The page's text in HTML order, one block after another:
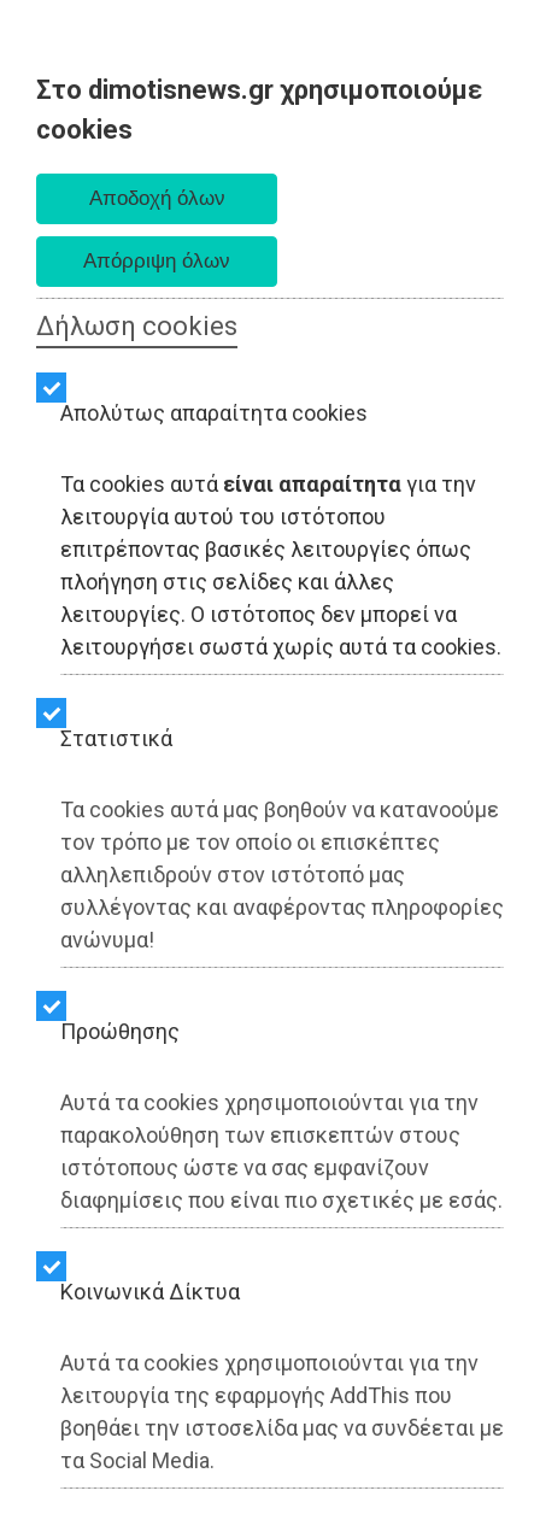
Στο dimotisnews.gr χρησιμοποιούμε
cookies
Δήλωση cookies
Απολύτως απαραίτητα cookies
Τα cookies αυτά είναι απαραίτηταγια την
λειτουργία αυτού του ιστότοπου
επιτρέποντας βασικές λειτουργίες όπως
πλοήγηση στις σελίδες και άλλες
λειτουργίες. Ο ιστότοπος δεν μπορεί να
λειτουργήσει σωστά χωρίς αυτά τα cookies.
Στατιστικά
Τα cookies αυτά μας βοηθούν να κατανοούμε
τον τρόπο με τον οποίο οι επισκέπτες
αλληλεπιδρούν στον ιστότοπό μας
συλλέγοντας και αναφέροντας πληροφορίες
ανώνυμα!
Προώθησης
Αυτά τα cookies χρησιμοποιούνται για την
παρακολούθηση των επισκεπτών στους
ιστότοπους ώστε να σας εμφανίζουν
διαφημίσεις που είναι πιο σχετικές με εσάς.
Kοινωνικά Δίκτυα
Αυτά τα cookies χρησιμοποιούνται για την
λειτουργία της εφαρμογής AddThis που
βοηθάει την ιστοσελίδα μας να συνδέεται με
τα Social Media.
ΟΙΚΟΝΟΜΙΑ - Αθήνα
Τι αλλάζει στον
εξωδικαστικό μηχανισμό
ρύθμισης οφειλών; Πως
προστατεύεται η κύρια
κατοικία; (video)
Share:
▶️ Ακούστε το κείμενο